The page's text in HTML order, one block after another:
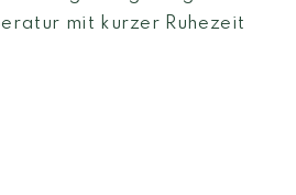
mit kurzer Ruhezeit